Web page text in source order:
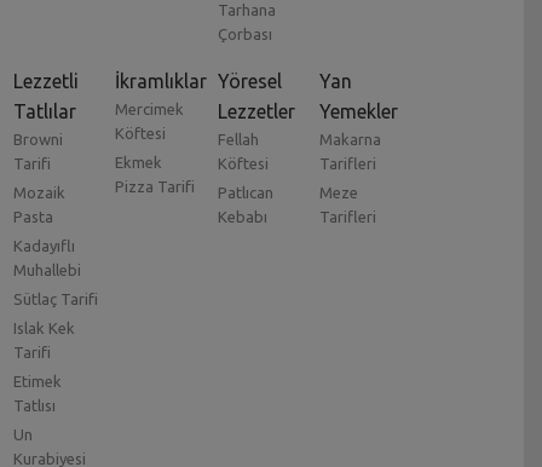
Tarhana
Çorbası
Lezzetli
Tatlılar
Browni
Tarifi
Mozaik
Pasta
Kadayıflı
Muhallebi
Sütlaç Tarifi
Islak Kek
Tarifi
Etimek
Tatlısı
Un
Kurabiyesi
İkramlıklar
Mercimek
Köftesi
Ekmek
Pizza Tarifi
Yöresel
Lezzetler
Fellah
Köftesi
Patlıcan
Kebabı
Yan
Yemekler
Makarna
Tarifleri
Meze
Tarifleri